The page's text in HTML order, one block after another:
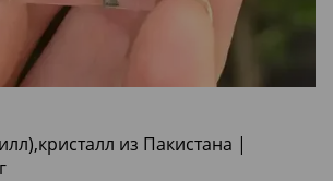
из Пакистана |